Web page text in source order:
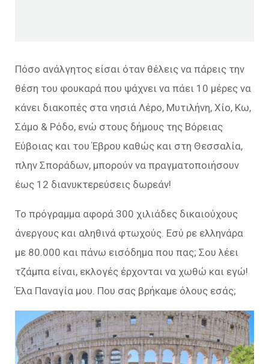
Πόσο ανάλγητος είσαι όταν θέλεις να πάρεις την
θέση του φουκαρά που ψάχνει να πάει 10 μέρες να
κάνει διακοπές στα νησιά Λέρο, Μυτιλήνη, Χίο, Κω,
Σάμο & Ρόδο, ενώ στους δήμους της Βόρειας
Εύβοιας και του Έβρου καθώς και στη Θεσσαλία,
πλην Σποράδων, μπορούν να πραγματοποιήσουν
έως 12 διανυκτερεύσεις δωρεάν!
Το πρόγραμμα αφορά 300 χιλιάδες δικαιούχους
άνεργους και αληθινά φτωχούς. Εσύ ρε ελληνάρα
με 80.000 και πάνω εισόδημα που πας; Σου λέει
τζάμπα είναι, εκλογές έρχονται να χωθώ και εγώ!
Έλα Παναγία μου. Που σας βρήκαμε όλους εσάς;